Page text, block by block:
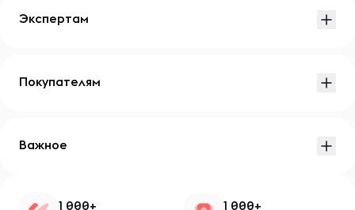
Экспертам
Покупателям
Важное
1 000+ 1 000+